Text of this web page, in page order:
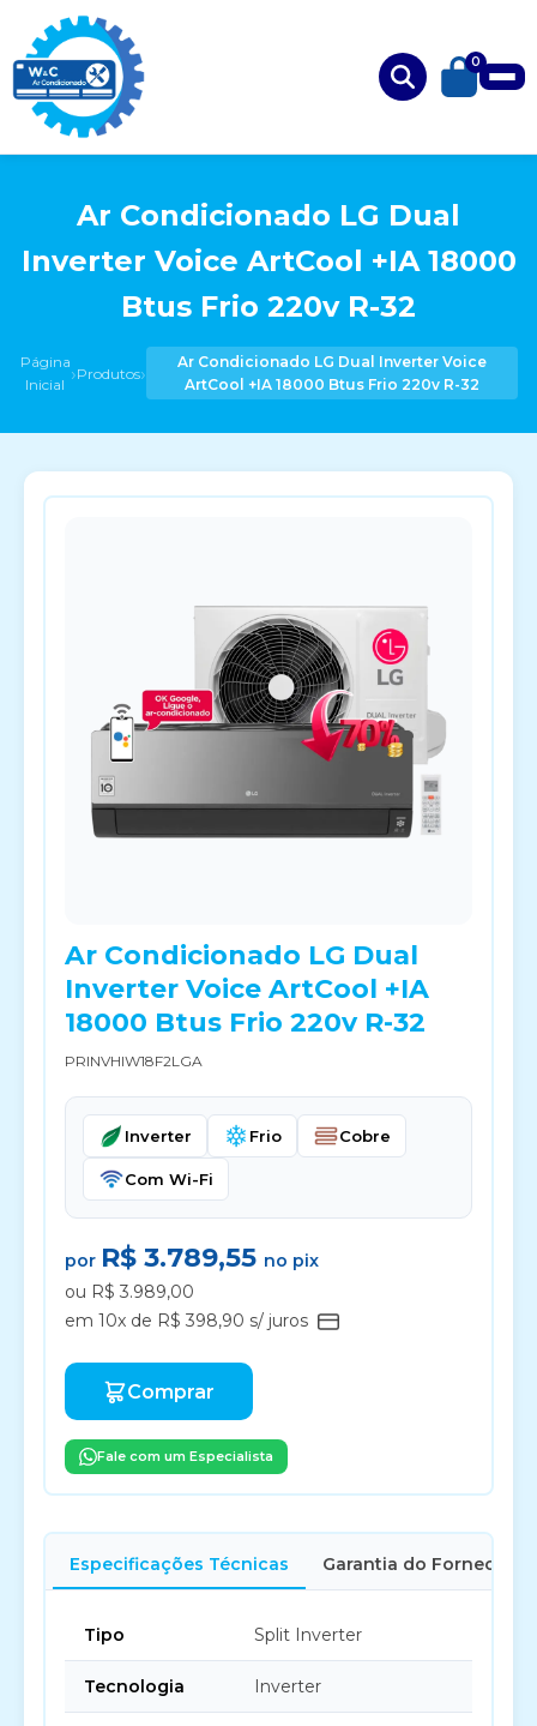
0
Ar Condicionado LG Dual
Inverter Voice ArtCool +IA 18000
Btus Frio 220v R-32
Página
Inicial ›Produtos›
Ar Condicionado LG Dual Inverter Voice
ArtCool +IA 18000 Btus Frio 220v R-32
Ar Condicionado LG Dual
Inverter Voice ArtCool +IA
18000 Btus Frio 220v R-32
PRINVHIW18F2LGA
Inverter Frio Cobre
Com Wi-Fi
por R$ 3.789,55 no pix
ou R$ 3.989,00
em 10x de R$ 398,90 s/ juros
Comprar
Fale com um Especialista
Especificações Técnicas Garantia do Fornecedor
Tipo Split Inverter
Tecnologia Inverter